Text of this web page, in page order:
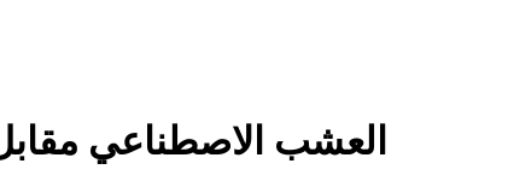
العشب الاصطناعي